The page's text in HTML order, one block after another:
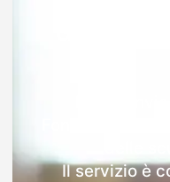
Il servizio è